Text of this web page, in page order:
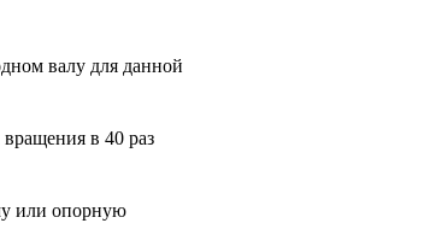
валу для данной
в 40 раз
или опорную